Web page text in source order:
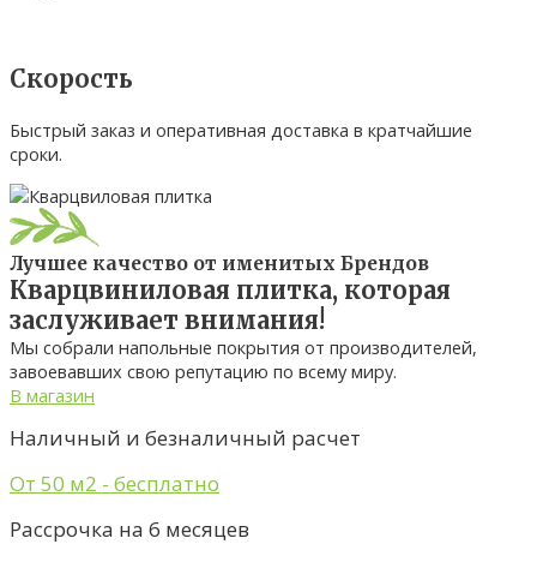
Скорость
Быстрый заказ и оперативная доставка в кратчайшие
сроки.
Лучшее качество от именитых Брендов
Кварцвиниловая плитка, которая
заслуживает внимания!
Мы собрали напольные покрытия от производителей,
завоевавших свою репутацию по всему миру.
В магазин
Наличный и безналичный расчет
От 50 м2 - бесплатно
Рассрочка на 6 месяцев